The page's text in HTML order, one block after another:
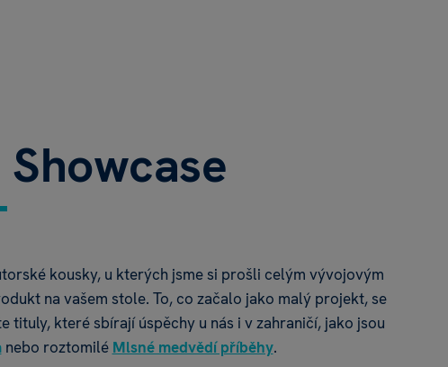
kousky, u kterých jsme si prošli celým vývojovým
na vašem stole. To, co začalo jako malý projekt, se
které sbírají úspěchy u nás i v zahraničí, jako jsou
nebo roztomilé Mlsné medvědí příběhy.